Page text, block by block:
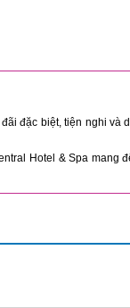
đặc biệt, tiện nghi và
Hotel & Spa mang